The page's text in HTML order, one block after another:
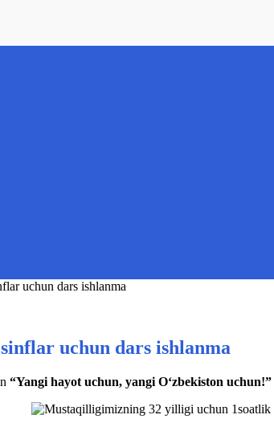
uchun dars ishlanma
uchun dars ishlanma
“Yangi hayot uchun, yangi Oʻzbekiston uchun!”